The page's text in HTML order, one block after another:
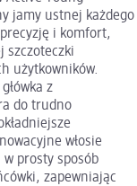
jamy ustnej każdego
i komfort,
szczoteczki
użytkowników.
z
do trudno
włosie
prosty sposób
zapewniając